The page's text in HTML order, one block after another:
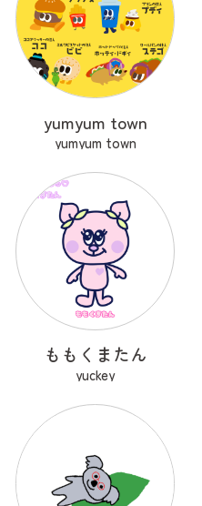
yumyum town
yumyum town
ももくまたん
yuckey